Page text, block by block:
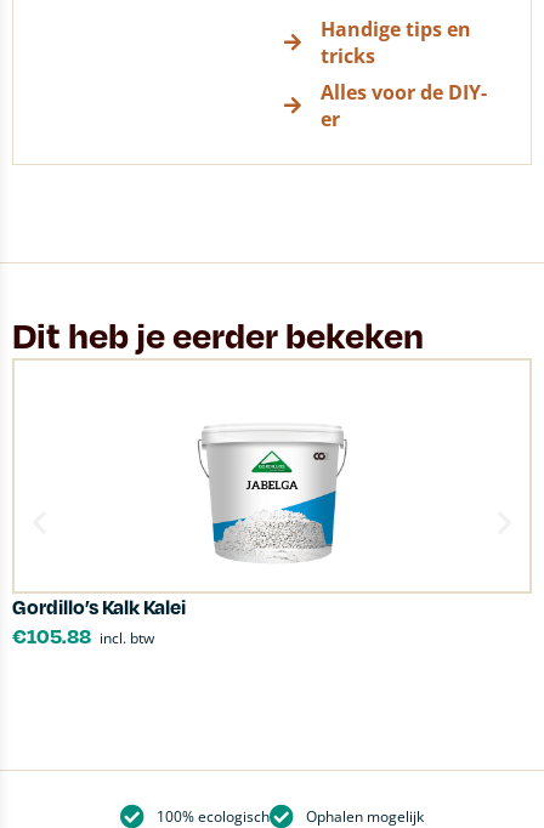
Handige tips en
tricks
Alles voor de DIY-
er
Dit heb je eerder bekeken
Gordillo’s Kalk Kalei
€105.88 incl. btw
100% ecologisch Ophalen mogelijk